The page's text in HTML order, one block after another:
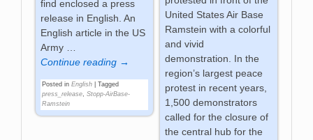
find enclosed a press
release in English. An
English article in the US
Army
Continue reading →
Posted in English |Tagged
press_release ,Stopp-AirBase-
Ramstein
United States Air Base
Ramstein with a colorful
and vivid
demonstration. In the
region’s largest peace
protest in recent years,
1,500 demonstrators
called for the closure of
the central hub for the